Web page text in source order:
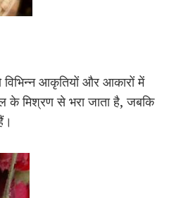
विभिन्न आकृतियों और आकारों में
के मिश्रण से भरा जाता है, जबकि